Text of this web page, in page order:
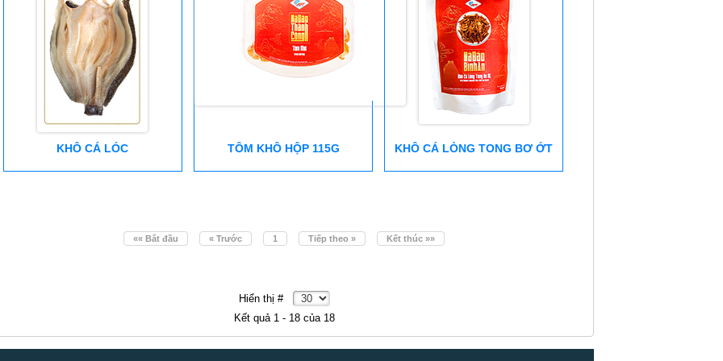
KHÔ CÁ LÓC TÔM KHÔ HỘP 115G KHÔ CÁ LÒNG TONG BƠ ỚT
«« Bắt đầu « Trước 1 Tiếp theo » Kết thúc »»
Hiển thị #
Kết quả 1 - 18 của 18